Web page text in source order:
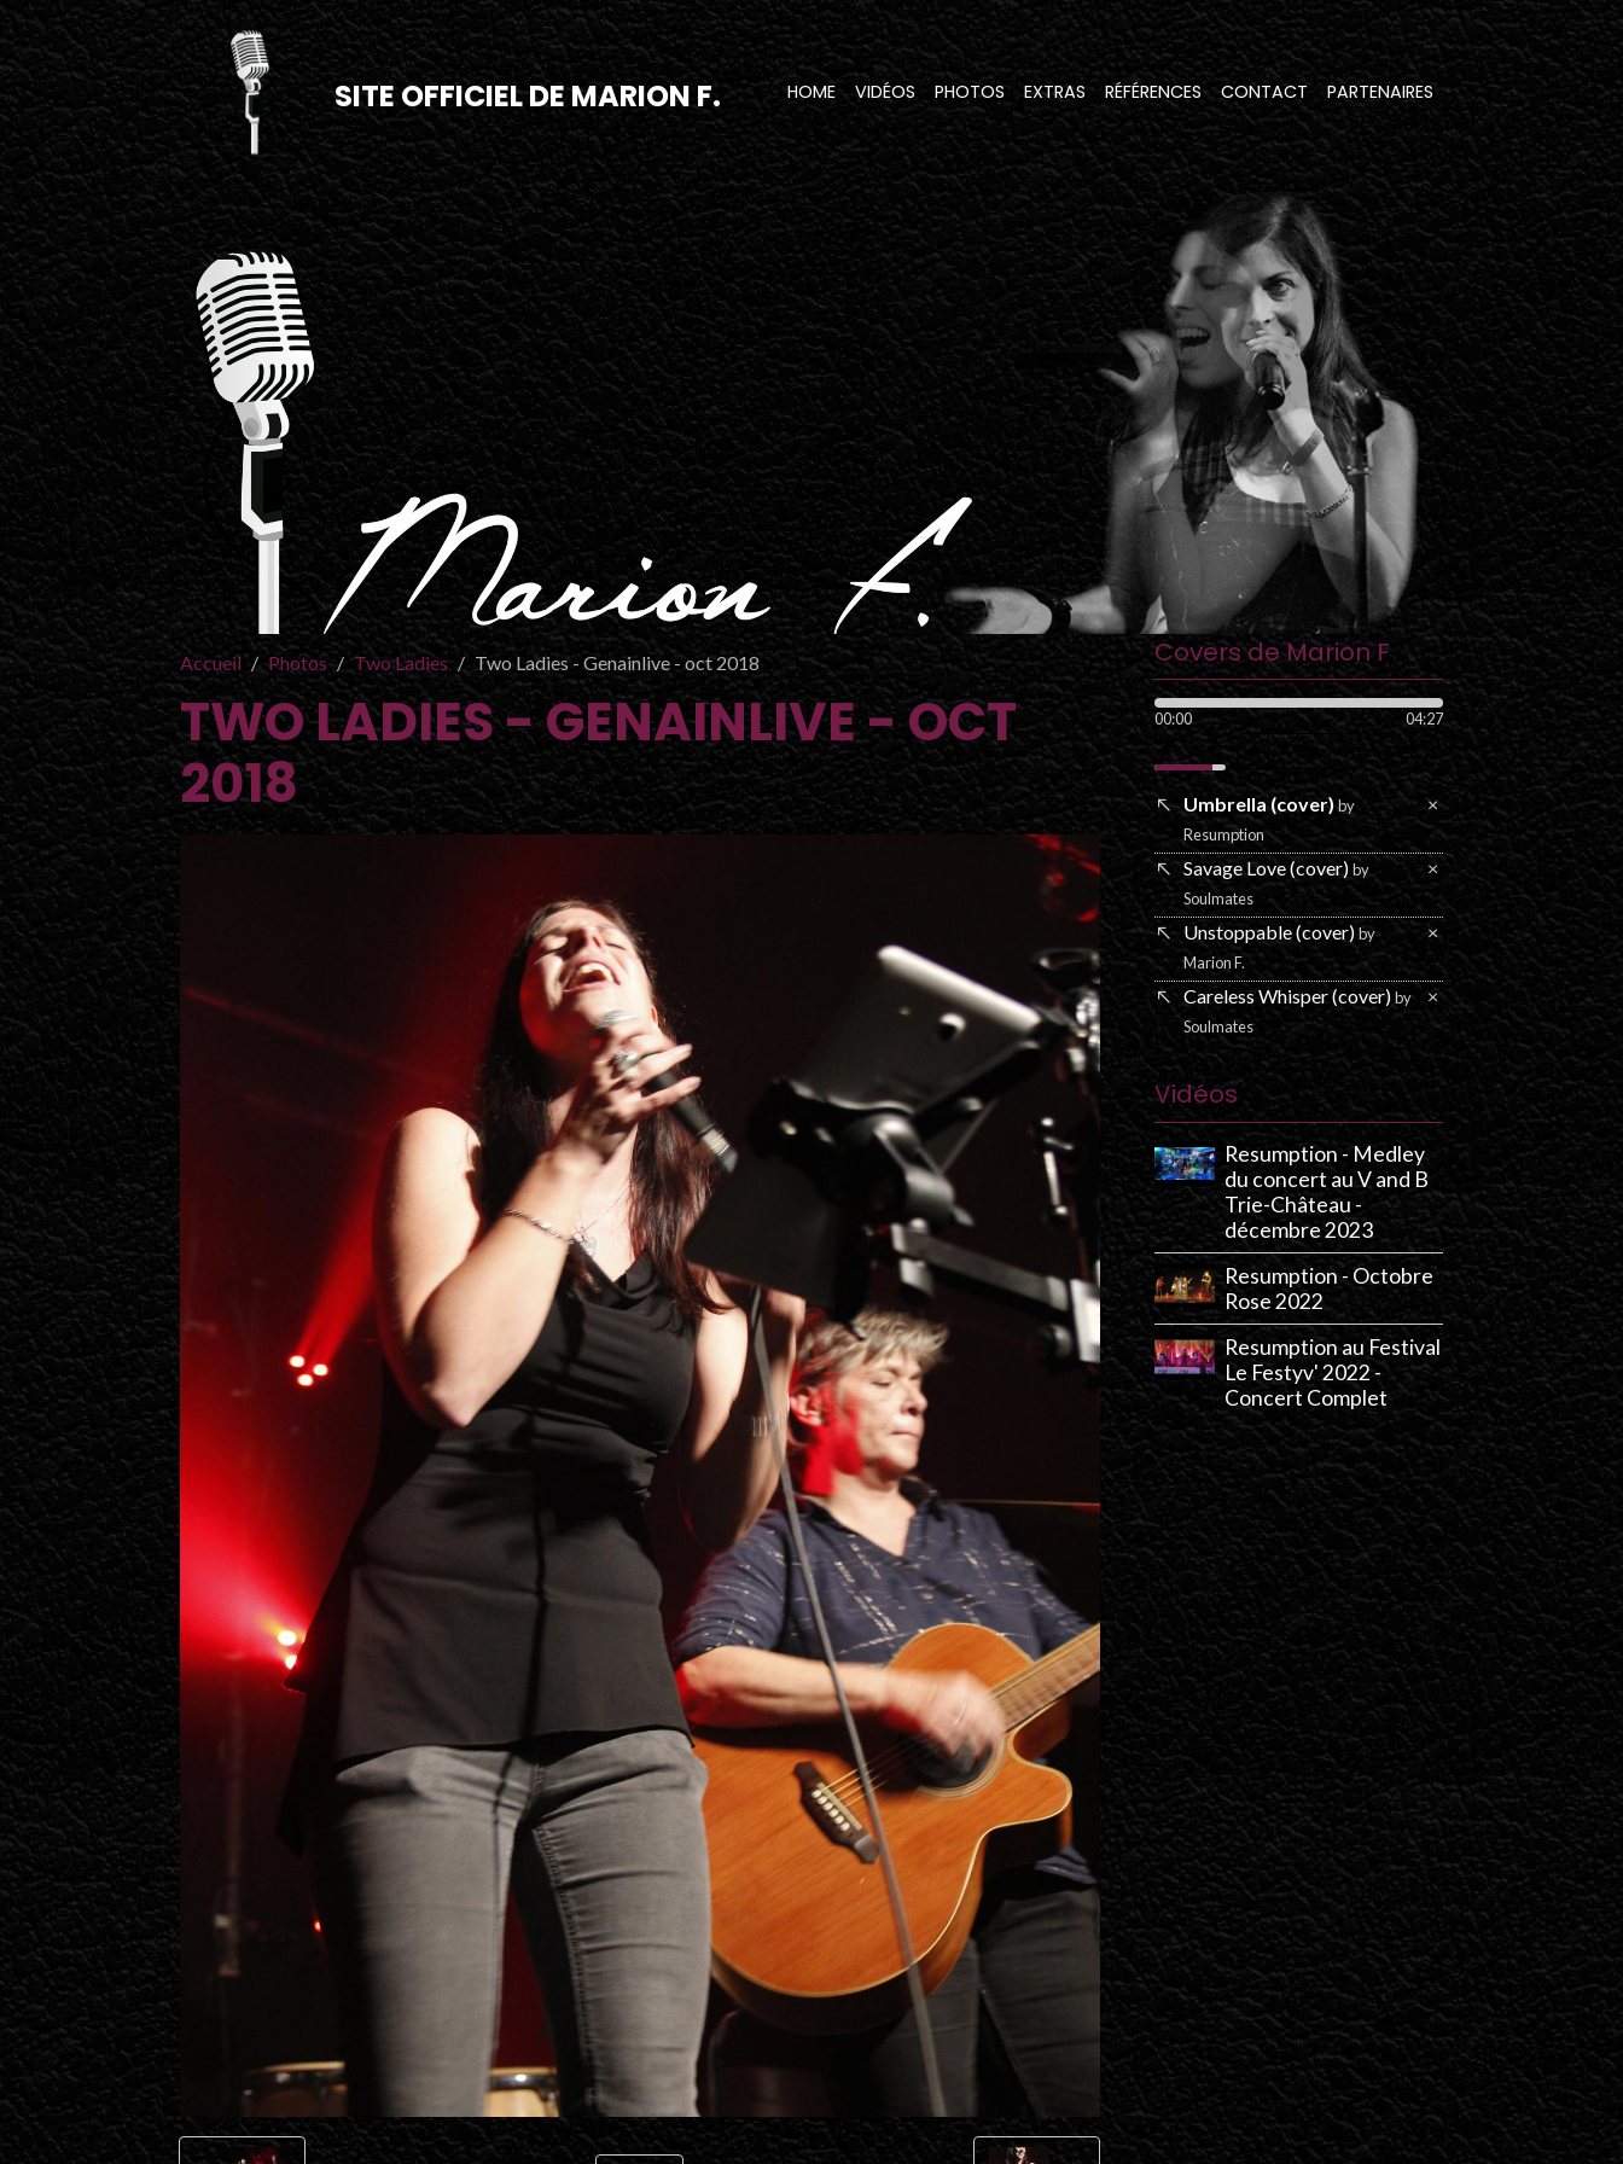
SITE OFFICIEL DE MARION F. HOME VIDÉOS PHOTOS EXTRAS RÉFÉRENCES CONTACT PARTENAIRES
Accueil Photos Two Ladies Two Ladies - Genainlive - oct 2018
TWO LADIES - GENAINLIVE - OCT
2018
Covers de Marion F
00:00 04:27
×
Umbrella (cover)by
Resumption
×
Savage Love (cover)by
Soulmates
×
Unstoppable (cover)by
Marion F.
×
Careless Whisper (cover)by
Soulmates
Vidéos
Resumption - Medley
du concert au V and B
Trie-Château -
décembre 2023
Resumption - Octobre
Rose 2022
Resumption au Festival
Le Festyv' 2022 -
Concert Complet